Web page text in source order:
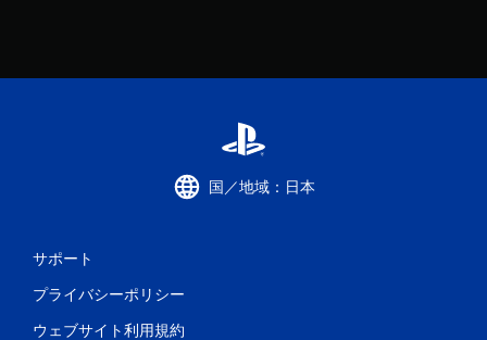
国／地域：日本
サポート
プライバシーポリシー
ウェブサイト利用規約